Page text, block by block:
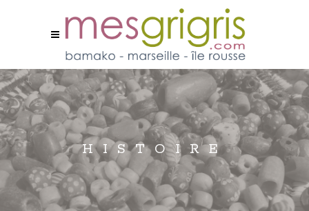
HISTOIRE